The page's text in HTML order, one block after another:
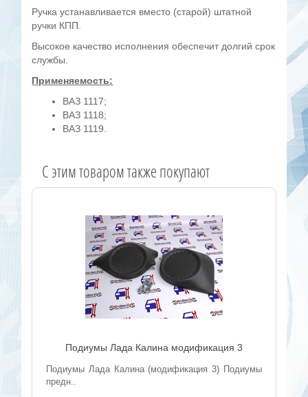
Ручка устанавливается вместо (старой) штатной
ручки КПП.
Высокое качество исполнения обеспечит долгий срок
службы.
Применяемость:
ВАЗ 1117;
ВАЗ 1118;
ВАЗ 1119.
C этим товаром также покупают
Подиумы Лада Калина модификация 3
Подиумы Лада Калина (модификация 3) Подиумы
предн..